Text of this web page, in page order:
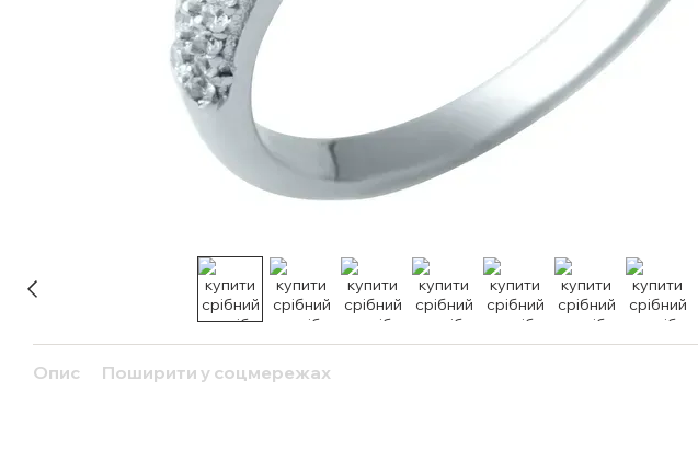
Опис Поширити у соцмережах